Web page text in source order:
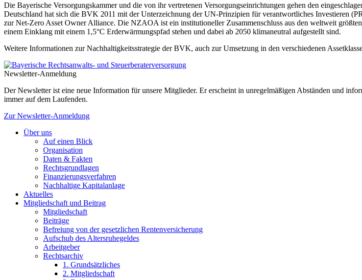
Die Bayerische Versorgungskammer und die von ihr vertretenen Versorgungseinrichtungen gehen den
Deutschland hat sich die BVK 2011 mit der Unterzeichnung der UN-Prinzipien für verantwortliches Investieren
zur Net-Zero Asset Owner Alliance. Die NZAOA ist ein institutioneller Zusammenschluss aus den weltweit
einem Einklang mit einem 1,5°C Erderwärmungspfad stehen und dabei ab 2050 klimaneutral aufgestellt sind.
Weitere Informationen zur Nachhaltigkeitsstrategie der BVK, auch zur Umsetzung in den verschiedenen
Newsletter-Anmeldung
Der Newsletter ist eine neue Information für unsere Mitglieder. Er erscheint in unregelmäßigen Abständen und
immer auf dem Laufenden.
Zur Newsletter-Anmeldung
Über uns
Auf einen Blick
Organisation
Daten & Fakten
Rechtsgrundlagen
Finanzierungsverfahren
Nachhaltige Kapitalanlage
Aktuelles
Mitgliedschaft und Beitrag
Mitgliedschaft
Beiträge
Befreiung von der gesetzlichen Rentenversicherung
Aufschub des Altersruhegeldes
Arbeitgeber
Rechtsarchiv
1. Grundsätzliches
2. Mitgliedschaft